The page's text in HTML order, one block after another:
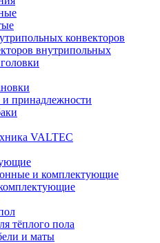
конвекторов
внутрипольных
принадлежности
VALTEC
и комплектующие
тёплого пола
и маты